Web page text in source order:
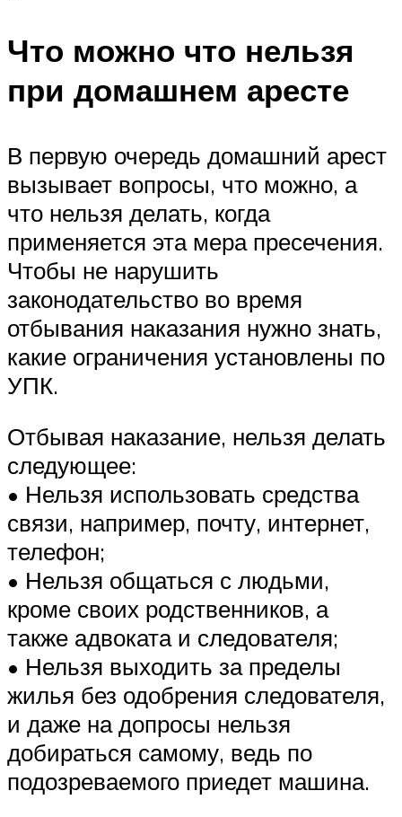
Что можно что нельзя
при домашнем аресте
В первую очередь домашний арест
вызывает вопросы, что можно, а
что нельзя делать, когда
применяется эта мера пресечения.
Чтобы не нарушить
законодательство во время
отбывания наказания нужно знать,
какие ограничения установлены по
УПК.
Отбывая наказание, нельзя делать
следующее:
• Нельзя использовать средства
связи, например, почту, интернет,
телефон;
• Нельзя общаться с людьми,
кроме своих родственников, а
также адвоката и следователя;
• Нельзя выходить за пределы
жилья без одобрения следователя,
и даже на допросы нельзя
добираться самому, ведь по
подозреваемого приедет машина.